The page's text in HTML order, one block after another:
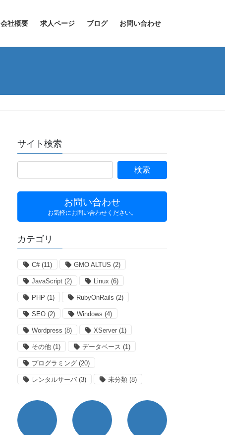
会社概要 求人ページ ブログ お問い合わせ
サイト検索
お問い合わせ
お気軽にお問い合わせください。
カテゴリ
C#(11) GMO ALTUS (2)
JavaScript (2) Linux (6)
PHP (1) RubyOnRails (2)
SEO (2) Windows (4)
Wordpress (8) XServer (1)
その他 (1) データベース (1)
プログラミング (20)
レンタルサーバ (3) 未分類 (8)